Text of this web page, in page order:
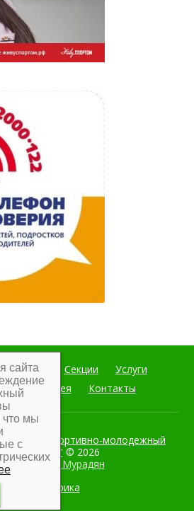
Секции
Услуги
Фотогалерея Контакты
Спортивно-молодежный
"Щит и меч" © 2026
Армен Мурадян
сайта
что мы
с